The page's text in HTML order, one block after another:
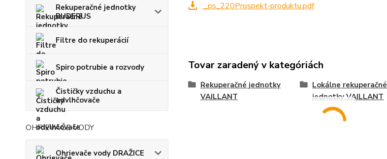
Rekuperačné jednotky
BUDERUS
Filtre do rekuperácií
Spiro potrubie a rozvody
Čističky vzduchu a
odvlhčovače
OHRIEVAČE VODY
Ohrievače vody DRAŽICE
_ps_220Prospekt-produktu.pdf
Tovar zaradený v kategóriách
Rekuperačné jednotky
VAILLANT
Lokálne rekuperačné
jednotky VAILLANT